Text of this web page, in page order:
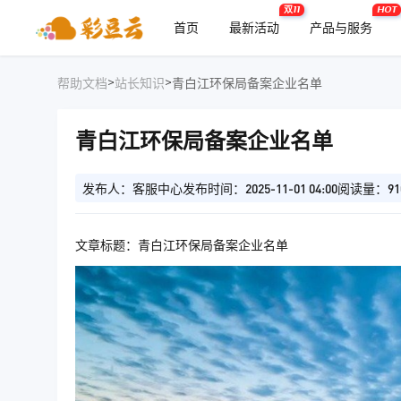
首页 最新活动
双11
产品与服务
HOT
帮助文档>站长知识>青白江环保局备案企业名单
青白江环保局备案企业名单
发布人：客服中心发布时间：2025-11-01 04:00阅读量：
文章标题：青白江环保局备案企业名单